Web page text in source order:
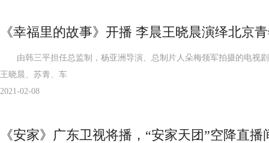
《幸福里的故事》开播 李晨王晓晨演绎北京
由韩三平担任总监制，杨亚洲导演、总制片人朵梅领军拍摄的电视
王晓晨、苏青、车
2021-02-08
《安家》广东卫视将播，“安家天团”空降直